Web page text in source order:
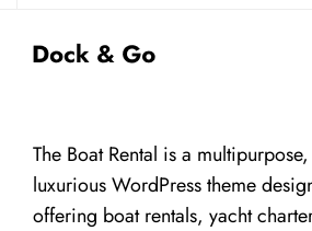
The Boat Rental is a
luxurious WordPress theme
offering boat rentals, yacht